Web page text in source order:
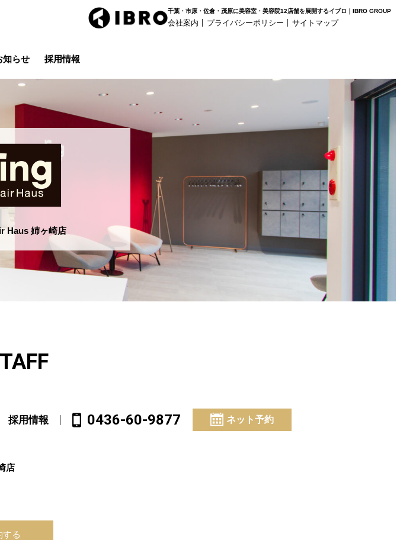
千葉・市原・佐倉・茂原に美容室・美容院12店舗を展開するイブロ｜IBRO GROUP
会社案内 プライバシーポリシー サイトマップ
五井店
ring Hair Haus
パーマ
知らせ 採用情報
Haus 姉ヶ崎店
採用情報 0436-60-9877 ネット予約
店
する